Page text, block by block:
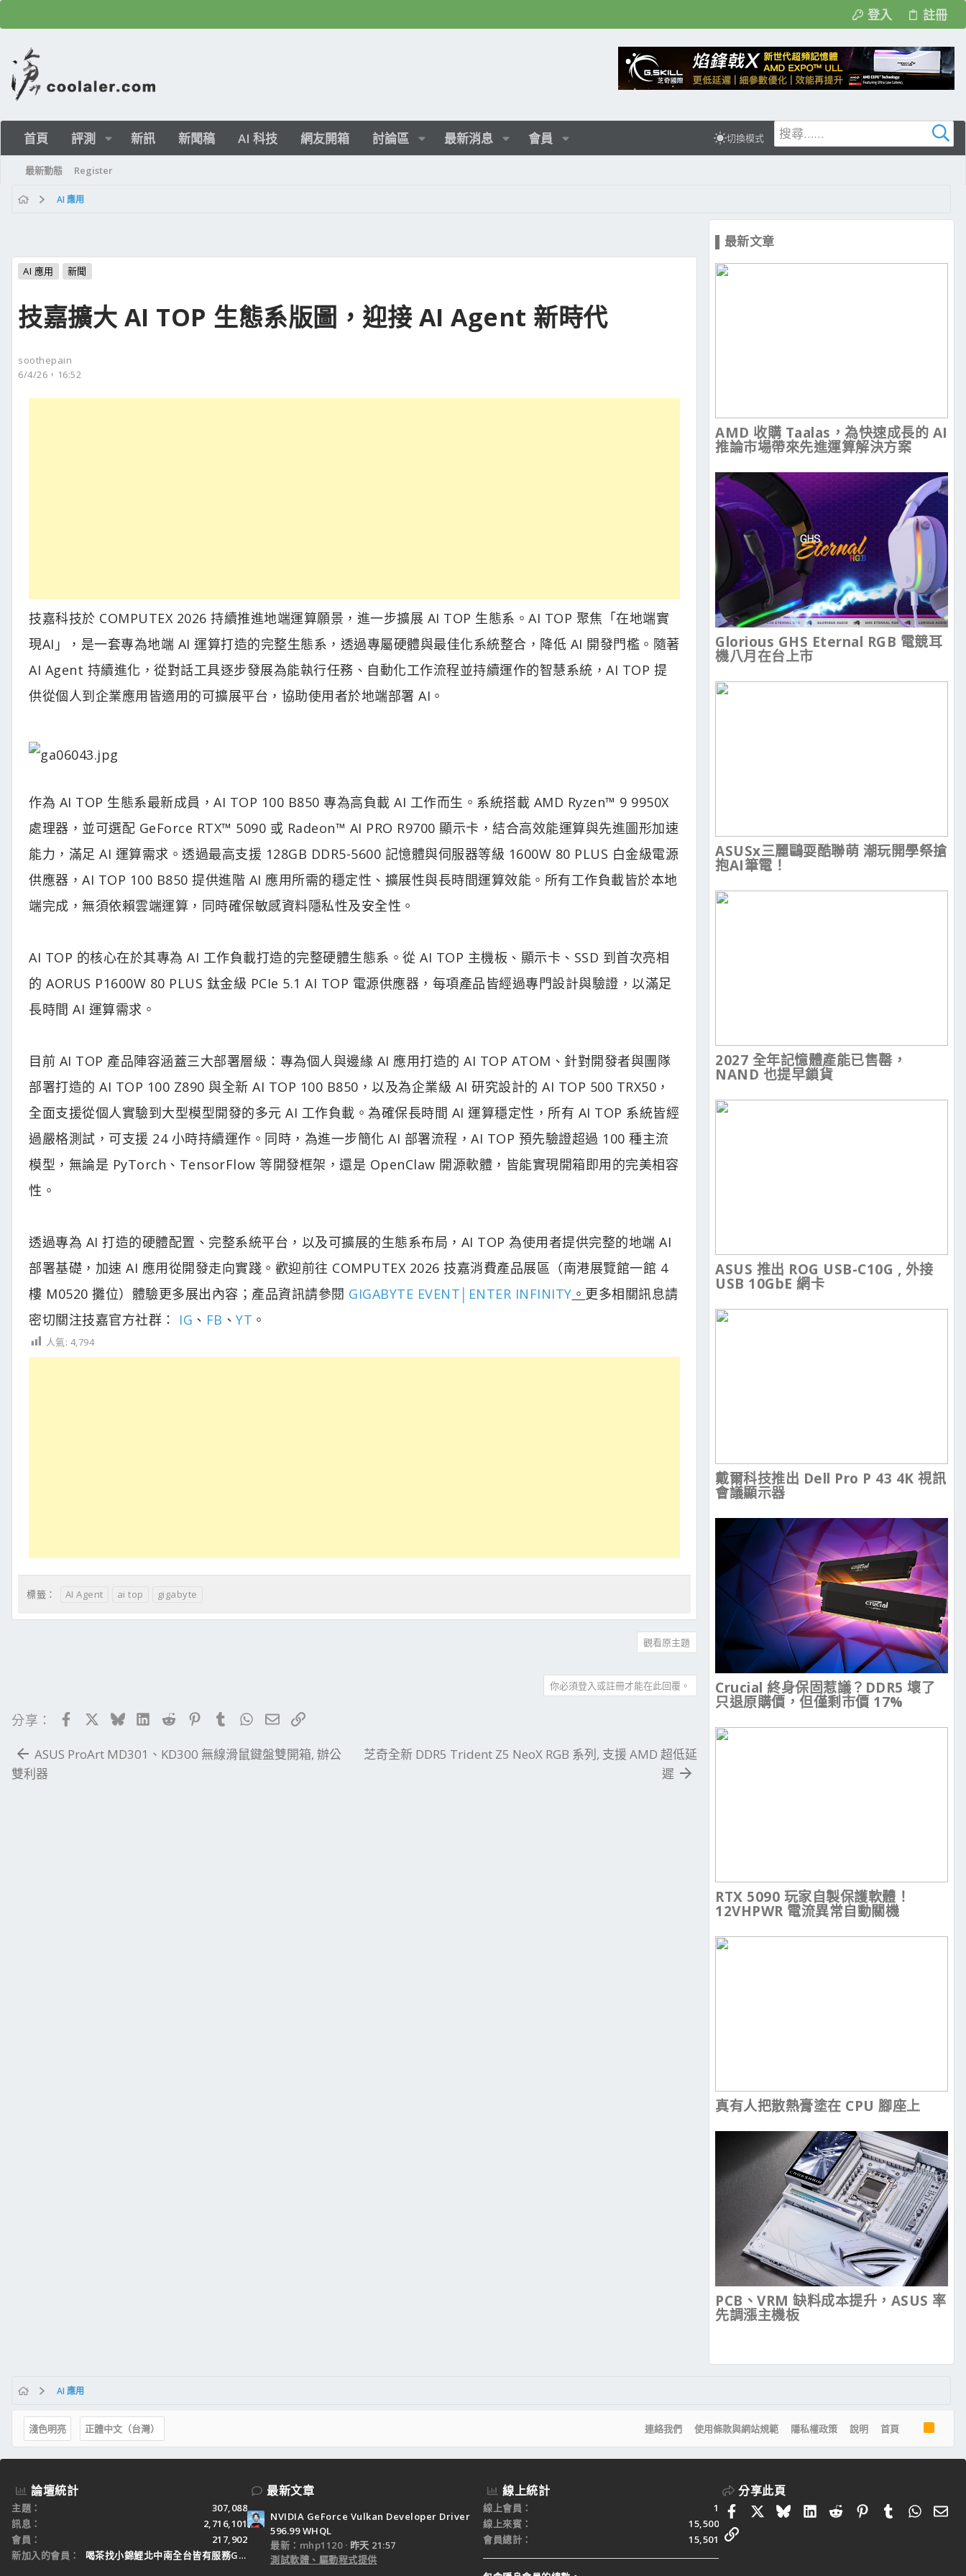
登入 註冊
首頁 評測 新訊 新聞稿 AI 科技 網友開箱 討論區 最新消息 會員 切換模式
最新動態 Register
AI 應用
AI 應用 新聞
技嘉擴大 AI TOP 生態系版圖，迎接 AI Agent 新時代
soothepain
6/4/26，16:52
技嘉科技於 COMPUTEX 2026 持續推進地端運算願景，進一步擴展 AI TOP 生態系。AI TOP 聚焦「在地端實
現AI」，是一套專為地端 AI 運算打造的完整生態系，透過專屬硬體與最佳化系統整合，降低 AI 開發門檻。隨著
AI Agent 持續進化，從對話工具逐步發展為能執行任務、自動化工作流程並持續運作的智慧系統，AI TOP 提
供從個人到企業應用皆適用的可擴展平台，協助使用者於地端部署 AI。
作為 AI TOP 生態系最新成員，AI TOP 100 B850 專為高負載 AI 工作而生。系統搭載 AMD Ryzen™ 9 9950X
處理器，並可選配 GeForce RTX™ 5090 或 Radeon™ AI PRO R9700 顯示卡，結合高效能運算與先進圖形加速
能力，滿足 AI 運算需求。透過最高支援 128GB DDR5-5600 記憶體與伺服器等級 1600W 80 PLUS 白金級電源
供應器，AI TOP 100 B850 提供進階 AI 應用所需的穩定性、擴展性與長時間運算效能。所有工作負載皆於本地
端完成，無須依賴雲端運算，同時確保敏感資料隱私性及安全性。
AI TOP 的核心在於其專為 AI 工作負載打造的完整硬體生態系。從 AI TOP 主機板、顯示卡、SSD 到首次亮相
的 AORUS P1600W 80 PLUS 鈦金級 PCIe 5.1 AI TOP 電源供應器，每項產品皆經過專門設計與驗證，以滿足
長時間 AI 運算需求。
目前 AI TOP 產品陣容涵蓋三大部署層級：專為個人與邊緣 AI 應用打造的 AI TOP ATOM、針對開發者與團隊
部署打造的 AI TOP 100 Z890 與全新 AI TOP 100 B850，以及為企業級 AI 研究設計的 AI TOP 500 TRX50，
全面支援從個人實驗到大型模型開發的多元 AI 工作負載。為確保長時間 AI 運算穩定性，所有 AI TOP 系統皆經
過嚴格測試，可支援 24 小時持續運作。同時，為進一步簡化 AI 部署流程，AI TOP 預先驗證超過 100 種主流
模型，無論是 PyTorch、TensorFlow 等開發框架，還是 OpenClaw 開源軟體，皆能實現開箱即用的完美相容
性。
透過專為 AI 打造的硬體配置、完整系統平台，以及可擴展的生態系布局，AI TOP 為使用者提供完整的地端 AI
部署基礎，加速 AI 應用從開發走向實踐。歡迎前往 COMPUTEX 2026 技嘉消費產品展區（南港展覽館一館 4
樓 M0520 攤位）體驗更多展出內容；產品資訊請參閱 GIGABYTE EVENT│ENTER INFINITY 。 更多相關訊息請
密切關注技嘉官方社群： IG 、 FB 、 YT 。
人氣: 4,794
標籤： AI Agent ai top gigabyte
觀看原主題
你必須登入或註冊才能在此回覆。
分享： FacebookBlueskyLinkedIn
RedditPinterestTumblrWhatsApp
電子郵件
連結
ASUS ProArt MD301、KD300 無線滑鼠鍵盤雙開箱, 辦公
雙利器
芝奇全新 DDR5 Trident Z5 NeoX RGB 系列, 支援 AMD 超低延
遲
▌最新文章
AMD 收購 Taalas，為快速成長的 AI
推論市場帶來先進運算解決方案
Glorious GHS Eternal RGB 電競耳
機八月在台上市
ASUSx三麗鷗耍酷聯萌 潮玩開學祭搶
抱AI筆電！
2027 全年記憶體產能已售罄，
NAND 也提早鎖貨
ASUS 推出 ROG USB-C10G , 外接
USB 10GbE 網卡
戴爾科技推出 Dell Pro P 43 4K 視訊
會議顯示器
Crucial 終身保固惹議？DDR5 壞了
只退原購價，但僅剩市價 17%
RTX 5090 玩家自製保護軟體！
12VHPWR 電流異常自動關機
真有人把散熱膏塗在 CPU 腳座上
PCB、VRM 缺料成本提升，ASUS 率
先調漲主機板
AI 應用
淺色明亮 正體中文（台灣） 連絡我們 使用條款與網站規範 隱私權政策 說明 首頁
S
論壇統計
主題
307,088
訊息
2,716,101
會員
217,902
新加入的會員
喝茶找小錦鯉北中南全台皆有服務Gleezy：tw3
最新文章
NVIDIA GeForce Vulkan Developer Driver
596.99 WHQL
最新：mhp1120
昨天 21:57
測試軟體、驅動程式提供
線上統計
線上會員
1
線上來賓
15,500
會員總計
15,501
分享此頁
FacebookBlueskyLinkedIn
RedditPinterestTumblr 電
連結